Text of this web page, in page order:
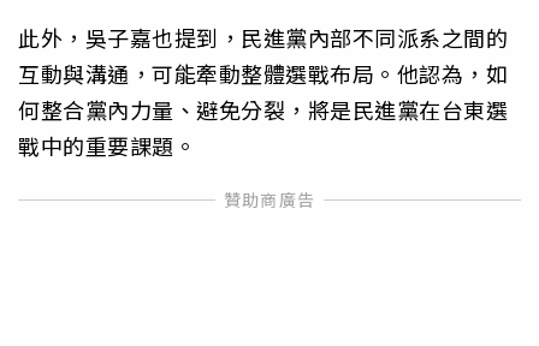
此外，吳子嘉也提到，民進黨內部不同派系之間的
互動與溝通，可能牽動整體選戰布局。他認為，如
何整合黨內力量、避免分裂，將是民進黨在台東選
戰中的重要課題。